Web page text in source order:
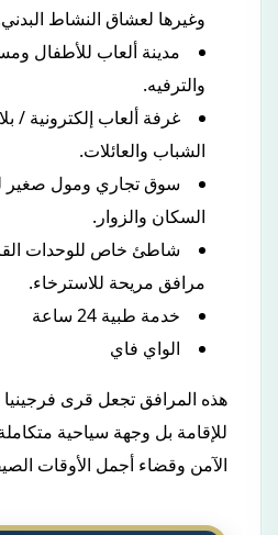
وغيرها لعشاق النشاط
مدينة ألعاب للأطفال
والترفيه.
غرفة ألعاب إلكترونية /
الشباب والعائلات.
سوق تجاري ومول صغير
السكان والزوار.
شاطئ خاص للوحدات
مرافق مريحة للاسترخاء.
خدمة طبية 24 ساعة
الواي فاي
هذه المرافق تجعل قرى
للإقامة بل وجهة سياحية
الآمن وقضاء أجمل الأوقات